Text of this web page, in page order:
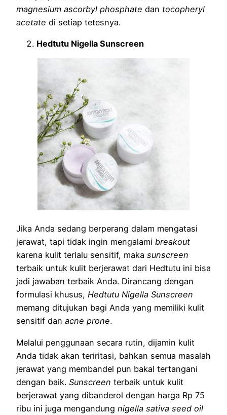
magnesium ascorbyl phosphate dan tocopheryl
acetate di setiap tetesnya.
Hedtutu Nigella Sunscreen
Jika Anda sedang berperang dalam mengatasi
jerawat, tapi tidak ingin mengalami breakout
karena kulit terlalu sensitif, maka sunscreen
terbaik untuk kulit berjerawat dari Hedtutu ini bisa
jadi jawaban terbaik Anda. Dirancang dengan
formulasi khusus, Hedtutu Nigella Sunscreen
memang ditujukan bagi Anda yang memiliki kulit
sensitif dan acne prone.
Melalui penggunaan secara rutin, dijamin kulit
Anda tidak akan teriritasi, bahkan semua masalah
jerawat yang membandel pun bakal tertangani
dengan baik. Sunscreen terbaik untuk kulit
berjerawat yang dibanderol dengan harga Rp 75
ribu ini juga mengandung nigella sativa seed oil